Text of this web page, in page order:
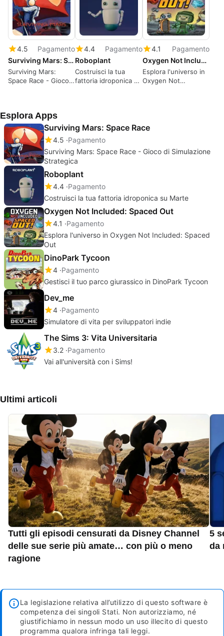
4.5
Pagamento
Surviving Mars: Space Race
Surviving Mars:
Space Race - Gioco
4.4
Pagamento
Roboplant
Costruisci la tua
fattoria idroponica su
4.1
Pagamento
Oxygen Not Included: Spaced Out
Esplora l'universo in
Oxygen Not
Esplora Apps
Surviving Mars: Space Race
4.5 Pagamento
Surviving Mars: Space Race - Gioco di Simulazione
Strategica
Roboplant
4.4 Pagamento
Costruisci la tua fattoria idroponica su Marte
Oxygen Not Included: Spaced Out
4.1
Pagamento
Esplora l'universo in Oxygen Not Included: Spaced
Out
DinoPark Tycoon
4 Pagamento
Gestisci il tuo parco giurassico in DinoPark Tycoon
Dev_me
4 Pagamento
Simulatore di vita per sviluppatori indie
The Sims 3: Vita Universitaria
3.2 Pagamento
Vai all'università con i Sims!
Ultimi articoli
Tutti gli episodi censurati da Disney Channel
delle sue serie più amate… con più o meno
ragione
5
da
La legislazione relativa all’utilizzo di questo software è
competenza dei singoli Stati. Non autorizziamo, né
giustifichiamo in nessun modo un uso illecito di questo
programma qualora infringa tali leggi.